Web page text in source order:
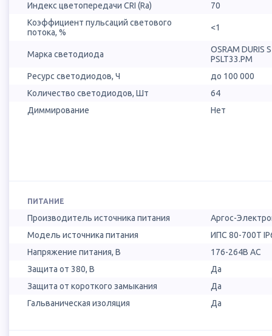
Индекс цветопередачи CRI (Ra)
70
Коэффициент пульсаций светового
потока, %
<1
Марка светодиода
OSRAM DURIS
PSLT33.PM
Ресурс светодиодов, Ч
до 100 000
Количество светодиодов, Шт
64
Диммирование
Нет
ПИТАНИЕ
Производитель источника питания
Аргос-
Модель источника питания
ИПС 80-700Т
Напряжение питания, В
176-264В AC
Защита от 380, В
Да
Защита от короткого замыкания
Да
Гальваническая изоляция
Да